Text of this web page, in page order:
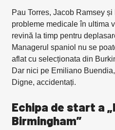
Pau Torres, Jacob Ramsey
probleme medicale în ultima
revină la timp pentru
Managerul spaniol nu se
aflat cu selecționata din
Dar nici pe Emiliano
Digne, accidentați.
Echipa de start a
Birmingham”